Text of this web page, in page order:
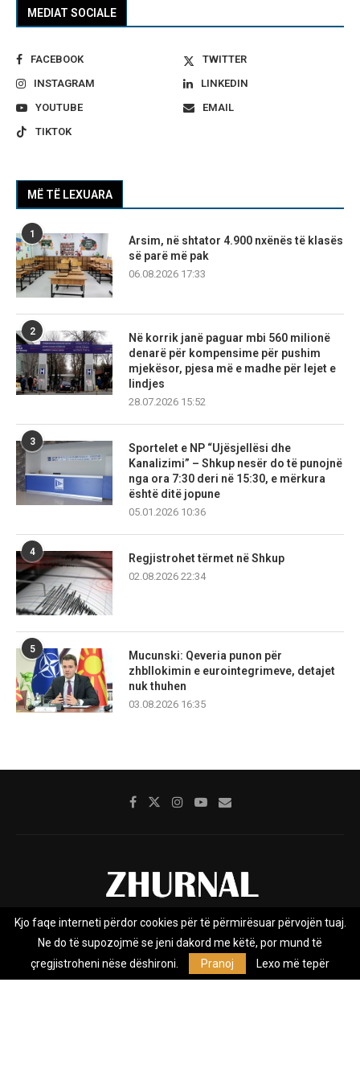
MEDIAT SOCIALE
FACEBOOK
TWITTER
INSTAGRAM
LINKEDIN
YOUTUBE
EMAIL
TIKTOK
MË TË LEXUARA
1
Arsim, në shtator 4.900 nxënës të klasës
së parë më pak
06.08.2026 17:33
2
Në korrik janë paguar mbi 560 milionë
denarë për kompensime për pushim
mjekësor, pjesa më e madhe për lejet e
lindjes
28.07.2026 15:52
3
Sportelet e NP “Ujësjellësi dhe
Kanalizimi” – Shkup nesër do të punojnë
nga ora 7:30 deri në 15:30, e mërkura
është ditë jopune
05.01.2026 10:36
4
Regjistrohet tërmet në Shkup
02.08.2026 22:34
5
Mucunski: Qeveria punon për
zhbllokimin e eurointegrimeve, detajet
nuk thuhen
03.08.2026 16:35
Rreth nesh Impresumi Marketing
Privacy Policy
Zhurnal.mk është Agjenci e Lajmeve e pavarur, e themeluar në vitin
Kjo faqe interneti përdor cookies për të përmirësuar përvojën tuaj.
Ne do të supozojmë se jeni dakord me këtë, por mund të
çregjistroheni nëse dëshironi.
Pranoj Lexo më tepër